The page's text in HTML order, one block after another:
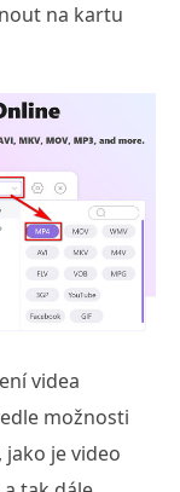
na kartu
videa
možnosti
jako je video